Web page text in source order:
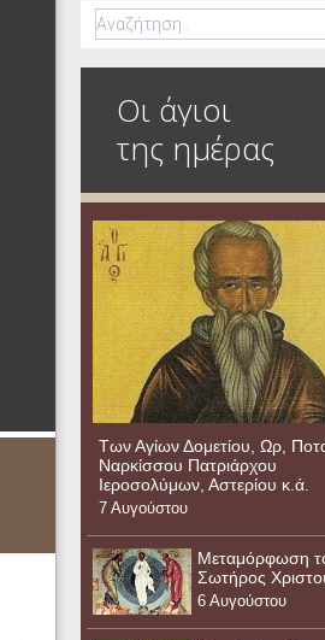
Οι άγιοι
της ημέρας
Των Αγίων Δομετίου, Ωρ,
Ναρκίσσου Πατριάρχου
Ιεροσολύμων, Αστερίου κ.ά.
7 Αυγούστου
Μεταμόρφωση
Σωτήρος
6 Αυγούστου